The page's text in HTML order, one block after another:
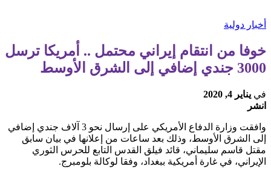
أخبار دولية
خوفا من انتقام إيراني محتمل .. أمريكا ترسل
3000 جندي إضافي إلى الشرق الأوسط
في يناير 4, 2020
انشر
وافقت وزارة الدفاع الأمريكي على إرسال نحو 3 آلاف جندي إضافي
إلى الشرق الأوسط، وذلك بعد ساعات من إعلانها في بيان سابق
مقتل قاسم سليماني، قائد فيلق القدس التابع للحرس الثوري
الإيراني، في غارة أمريكية ببغداد، وفقا لوكالة بلومبرج.